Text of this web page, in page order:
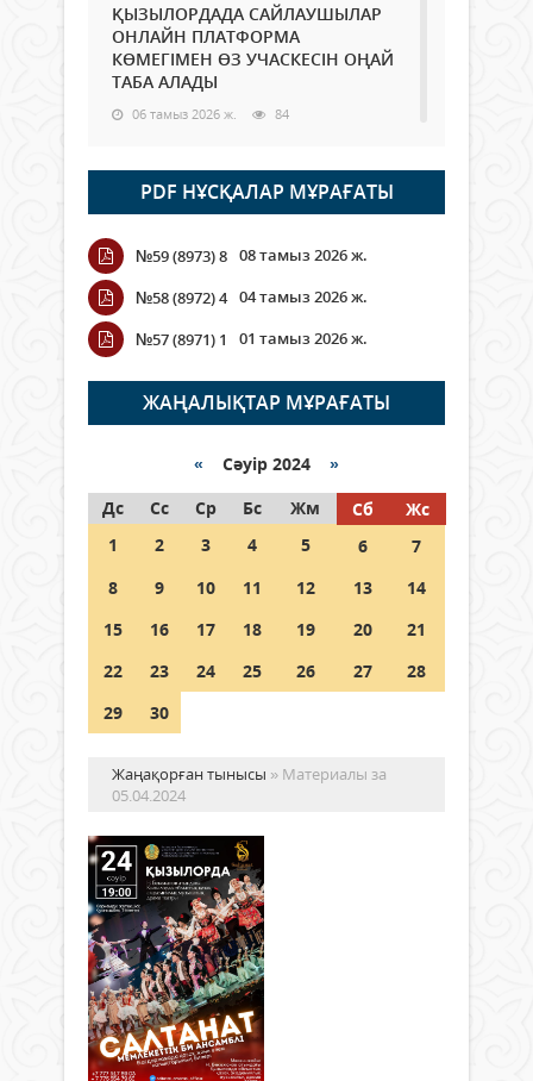
ҚЫЗЫЛОРДАДА САЙЛАУШЫЛАР
ОНЛАЙН ПЛАТФОРМА
КӨМЕГІМЕН ӨЗ УЧАСКЕСІН ОҢАЙ
ТАБА АЛАДЫ
06 тамыз 2026 ж. 84
Open Air: Қызылорда облысы
полиция департаменті 20
мыңнан астам көрерменнің
қауіпсіздігін қамтамасыз етті
06 тамыз 2026 ж.
Wi-Fi ҚАБЫРҒА АРҚЫЛЫ ҚАЛАЙ
ӨТЕДІ?
06 тамыз 2026 ж. 261
граждане Казахстана,
05 тамыз 2026 ж. 142
азаматтары қалай дауыс бере
алады?
PDF НҰСҚАЛАР МҰРАҒАТЫ
№59 (8973) 8 08 тамыз 2026 ж.
№58 (8972) 4 04 тамыз 2026 ж.
№57 (8971) 1
01 тамыз 2026 ж.
ЖАҢАЛЫҚТАР МҰРАҒАТЫ
« Сәуір 2024 »
Дс
Сс Ср Бс Жм Сб
Жс
1
2 3 4 5 6
7
8
9 10 11 12 13
14
15
16 17 18 19 20
21
22
23 24 25 26 27
28
29
30
Жаңақорған тынысы » Материалы за
05.04.2024